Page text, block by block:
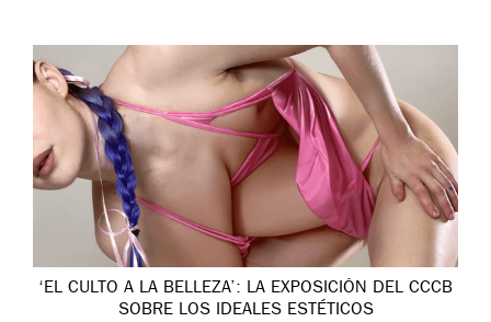
‘EL CULTO A LA BELLEZA’: LA EXPOSICIÓN DEL CCCB
SOBRE LOS IDEALES ESTÉTICOS